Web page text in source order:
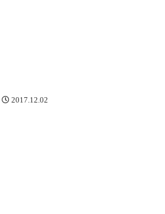
2017.12.02